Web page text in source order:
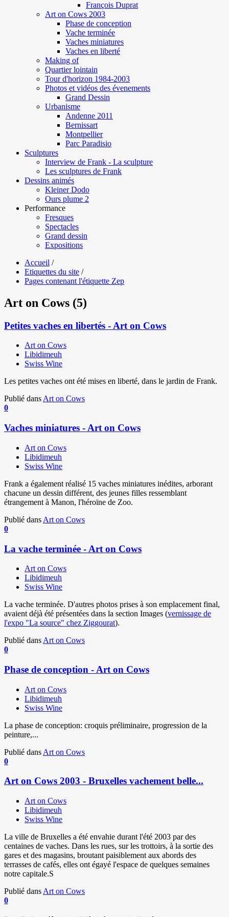
François Duprat
Art on Cows 2003
Phase de conception
Vache terminée
Vaches miniatures
Vaches en liberté
Making of
Quartier lointain
Tour d'horizon 1984-2003
Photos et vidéos des évenements
Grand Dessin
Urbanisme
Andenne 2011
Bernissart
Montpellier
Parc Paradisio
Sculptures
Interview de Frank - La sculpture
Les sculptures de Frank
Dessins animés
Kleiner Dodo
Ours plume 2
Performance
Fresques
Spectacles
Grand dessin
Expositions
Accueil /
Etiquettes du site /
Pages contenant l'étiquette Zep
Art on Cows (5)
Petites vaches en libertés - Art on Cows
Art on Cows
Libidimeuh
Swiss Wine
Les petites vaches ont été mises en liberté, dans le jardin de Frank.
Publié dansArt on Cows
0
Vaches miniatures - Art on Cows
Art on Cows
Libidimeuh
Swiss Wine
Frank a également réalisé 15 vaches miniatures inédites, arborant
chacune un dessin différent, des jeunes filles ressemblant
étrangement à Manon, l'héroïne de Zoo.
Publié dans Art on Cows
0
La vache terminée - Art on Cows
Art on Cows
Libidimeuh
Swiss Wine
La vache terminée. D'autres photos prises à son emplacement final,
avaient déjà été présentées dans la section Images (vernissage de
l'expo "La source" chez Ziggourat).
Publié dans Art on Cows
0
Phase de conception - Art on Cows
Art on Cows
Libidimeuh
Swiss Wine
La phase de conception: croquis préliminaire, progression de la
peinture,...
Publié dans Art on Cows
0
Art on Cows 2003 - Bruxelles vachement belle...
Art on Cows
Libidimeuh
Swiss Wine
La ville de Bruxelles a été envahie durant l'été 2003 par des
centaines de vaches. Dans les rues, sur les trottoirs, à la sortie des
gares et des magasins, broutant paisiblement aux abords des
terrasses de cafés, elles ont égayé l'espace de quelques semaines
notre capitale.S
Publié dans Art on Cows
0